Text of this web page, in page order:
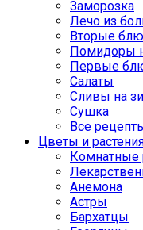
Заморозка
Лечо из
Вторые
Помидоры
Первые
Салаты
Сливы на
Сушка
Все
Цветы и
Комнатные
Анемона
Астры
Бархатцы